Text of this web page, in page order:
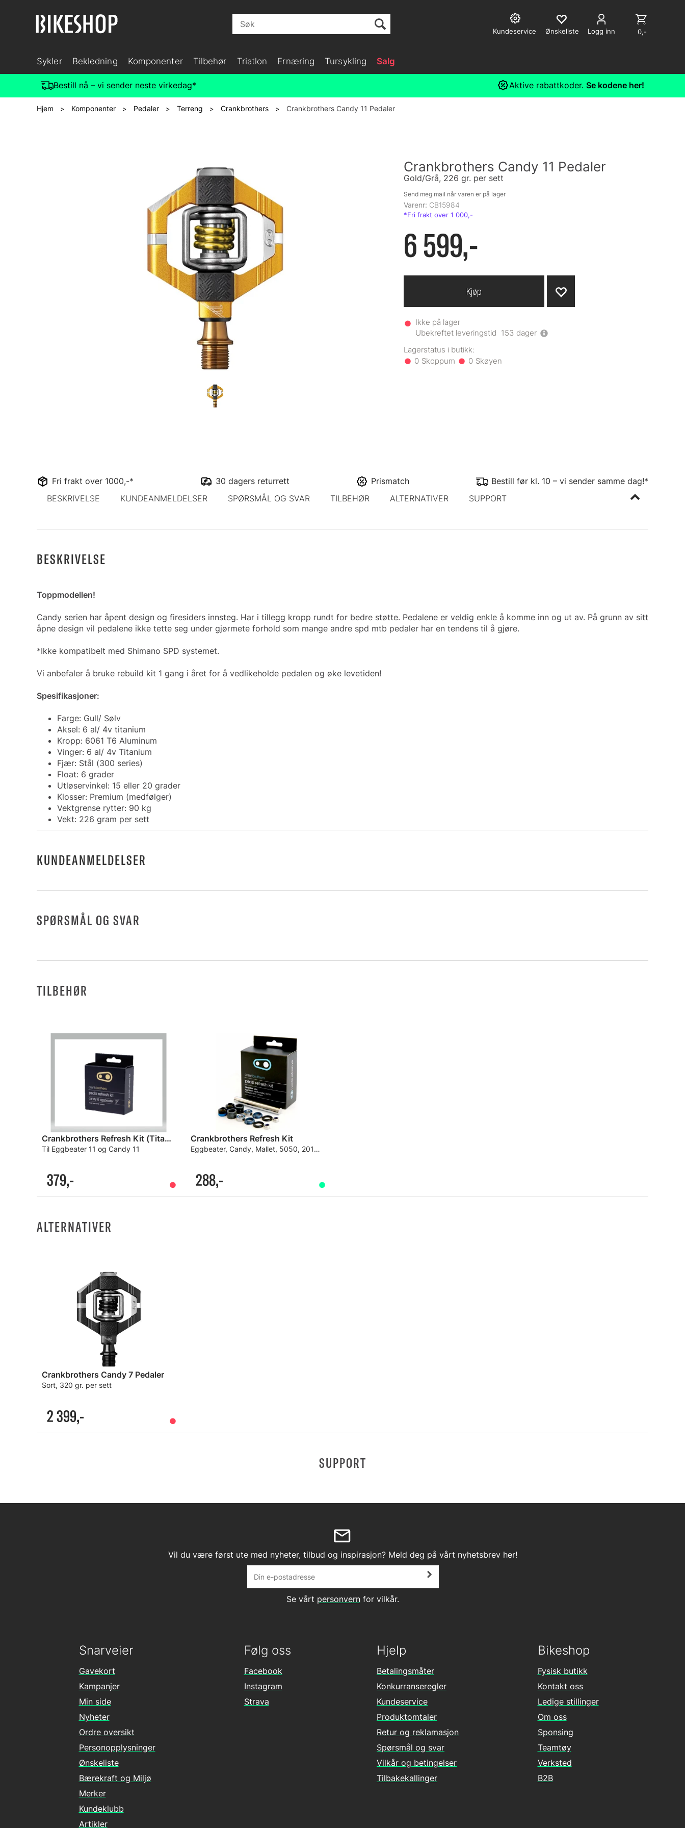
Logg inn
Kundeservice 0,-
Sykler Bekledning Komponenter Tilbehør Triatlon Ernæring Tursykling Salg
Bestill nå – vi sender neste virkedag* Aktive rabattkoder. Se kodene her!
Hjem > Komponenter > Pedaler > Terreng > Crankbrothers > Crankbrothers Candy 11 Pedaler
Crankbrothers Candy 11 Pedaler
Gold/Grå, 226 gr. per sett
Varenr: CB15984
6 599,-
Ikke på lager
Ubekreftet leveringstid 153 dager
0 0
Kjøp
Fri frakt over 1000,-* 30 dagers returrett Prismatch Bestill før kl. 10 – vi sender samme dag!*
Send meg mail når varen er på lager
BESKRIVELSE KUNDEANMELDELSER SPØRSMÅL OG SVAR TILBEHØR ALTERNATIVER SUPPORT
BESKRIVELSE
Toppmodellen!
Candy serien har åpent design og firesiders innsteg. Har i tillegg kropp rundt for bedre støtte. Pedalene er veldig enkle å komme inn og ut av. På grunn av sitt
åpne design vil pedalene ikke tette seg under gjørmete forhold som mange andre spd mtb pedaler har en tendens til å gjøre.
*Ikke kompatibelt med Shimano SPD systemet.
Vi anbefaler å bruke rebuild kit 1 gang i året for å vedlikeholde pedalen og øke levetiden!
Spesifikasjoner:
Farge: Gull/ Sølv
Aksel: 6 al/ 4v titanium
Kropp: 6061 T6 Aluminum
Vinger: 6 al/ 4v Titanium
Fjær: Stål (300 series)
Float: 6 grader
Utløservinkel: 15 eller 20 grader
Klosser: Premium (medfølger)
Vektgrense rytter: 90 kg
Vekt: 226 gram per sett
KUNDEANMELDELSER
SPØRSMÅL OG SVAR
TILBEHØR
Crankbrothers Refresh Kit (Titan Aksel)
Til Eggbeater 11 og Candy 11
379,-
Crankbrothers Refresh Kit
Eggbeater, Candy, Mallet, 5050, 2010->
288,-
ALTERNATIVER
Crankbrothers Candy 7 Pedaler
Sort, 320 gr. per sett
2 399,-
SUPPORT
Vil du være først ute med nyheter, tilbud og inspirasjon? Meld deg på vårt nyhetsbrev her!
Se vårt personvernfor vilkår.
Følg oss
Facebook
Instagram
Strava
Hjelp
Betalingsmåter
Konkurranseregler
Kundeservice
Produktomtaler
Retur og reklamasjon
Spørsmål og svar
Vilkår og betingelser
Tilbakekallinger
Snarveier
Gavekort
Kampanjer
Min side
Nyheter
Ordre oversikt
Personopplysninger
Ønskeliste
Bærekraft og Miljø
Merker
Kundeklubb
Artikler
Bikeshop
Fysisk butikk
Kontakt oss
Ledige stillinger
Om oss
Sponsing
Teamtøy
Verksted
B2B